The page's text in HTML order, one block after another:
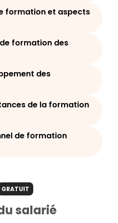
formation et aspects
formation des
des
de la formation
de formation
GRATUIT
salarié